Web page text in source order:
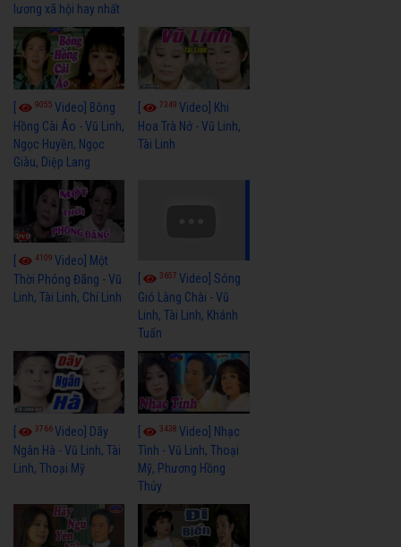
lương xã hội hay nhất
9055 Video] Bông
Hồng Cài Áo - Vũ Linh,
Ngọc Huyền, Ngọc
Giàu, Diệp Lang
7349Video] Khi
Hoa Trà Nở - Vũ Linh,
Tài Linh
4109 Video] Một
Thời Phóng Đãng - Vũ
Linh, Tài Linh, Chí Linh
3657Video] Sóng
Gió Làng Chài - Vũ
Linh, Tài Linh, Khánh
Tuấn
3766Video] Dãy
Ngân Hà - Vũ Linh, Tài
Linh, Thoại Mỹ
3438Video] Nhạc
Tình - Vũ Linh, Thoại
Mỹ, Phương Hồng
Thủy